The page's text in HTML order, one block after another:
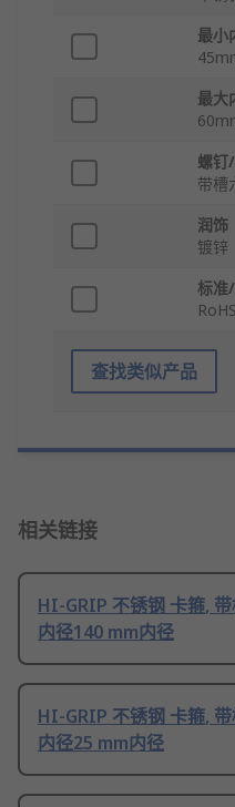
最小
最大
螺钉
带槽
润饰
镀锌
标准
RoHS
查找类似产品
相关链接
HI-GRIP 不锈钢 卡箍,
内径140 mm内径
HI-GRIP 不锈钢 卡箍,
内径25 mm内径